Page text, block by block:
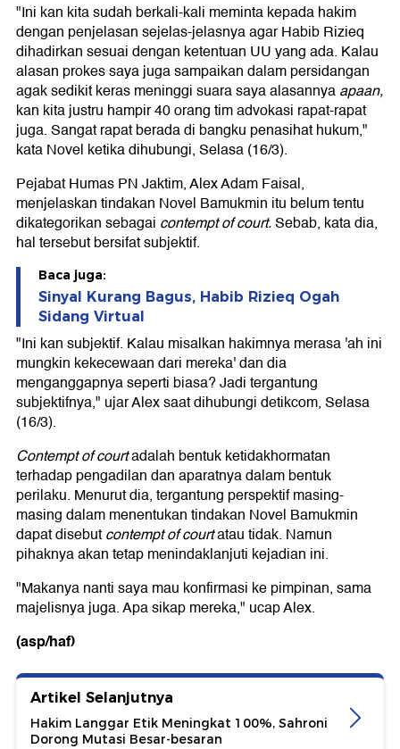
"Ini kan kita sudah berkali-kali meminta kepada hakim
dengan penjelasan sejelas-jelasnya agar Habib Rizieq
dihadirkan sesuai dengan ketentuan UU yang ada. Kalau
alasan prokes saya juga sampaikan dalam persidangan
agak sedikit keras meninggi suara saya alasannyaapaan,
kan kita justru hampir 40 orang tim advokasi rapat-rapat
juga. Sangat rapat berada di bangku penasihat hukum,"
kata Novel ketika dihubungi, Selasa (16/3).
Pejabat Humas PN Jaktim, Alex Adam Faisal,
menjelaskan tindakan Novel Bamukmin itu belum tentu
dikategorikan sebagai contempt of court.Sebab, kata dia,
hal tersebut bersifat subjektif.
Baca juga:
Sinyal Kurang Bagus, Habib Rizieq Ogah
Sidang Virtual
"Ini kan subjektif. Kalau misalkan hakimnya merasa 'ah ini
mungkin kekecewaan dari mereka' dan dia
menganggapnya seperti biasa? Jadi tergantung
subjektifnya," ujar Alex saat dihubungi detikcom, Selasa
(16/3).
Contempt of courtadalah bentuk ketidakhormatan
terhadap pengadilan dan aparatnya dalam bentuk
perilaku. Menurut dia, tergantung perspektif masing-
masing dalam menentukan tindakan Novel Bamukmin
dapat disebutcontempt of courtatau tidak. Namun
pihaknya akan tetap menindaklanjuti kejadian ini.
"Makanya nanti saya mau konfirmasi ke pimpinan, sama
majelisnya juga. Apa sikap mereka," ucap Alex.
(asp/haf)
Artikel Selanjutnya
Hakim Langgar Etik Meningkat 100%, Sahroni
Dorong Mutasi Besar-besaran